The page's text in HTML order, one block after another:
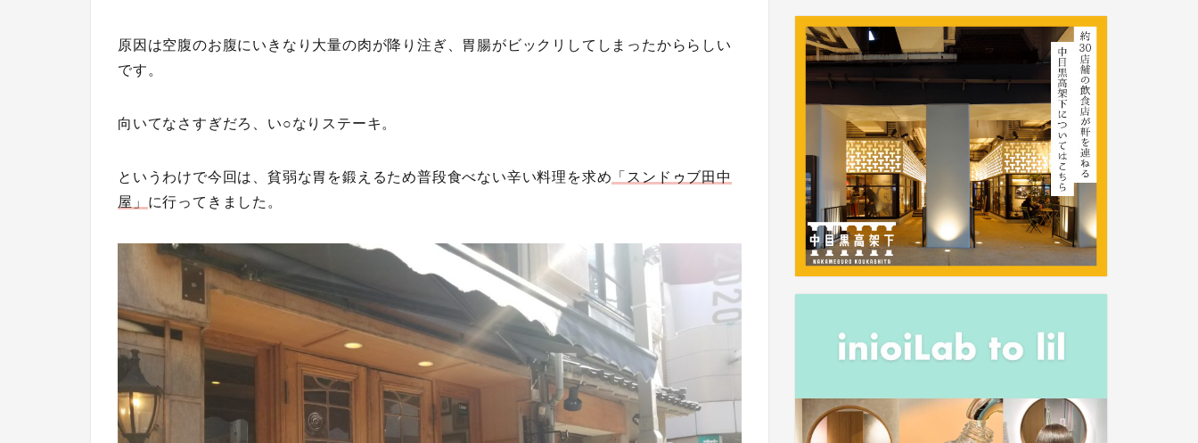
原因は空腹のお腹にいきなり大量の肉が降り注ぎ、胃腸がビックリしてしまったかららしい
です。
向いてなさすぎだろ、い○なりステーキ。
というわけで今回は、貧弱な胃を鍛えるため普段食べない辛い料理を求め 「スンドゥブ田中
屋」 に行ってきました。